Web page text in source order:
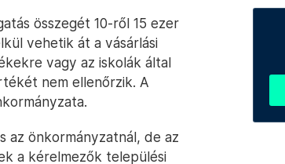
összegét 10-ről 15 ezer
vehetik át a vásárlási
vagy az iskolák által
nem ellenőrzik. A
az önkormányzatnál, de az
a kérelmezők települési